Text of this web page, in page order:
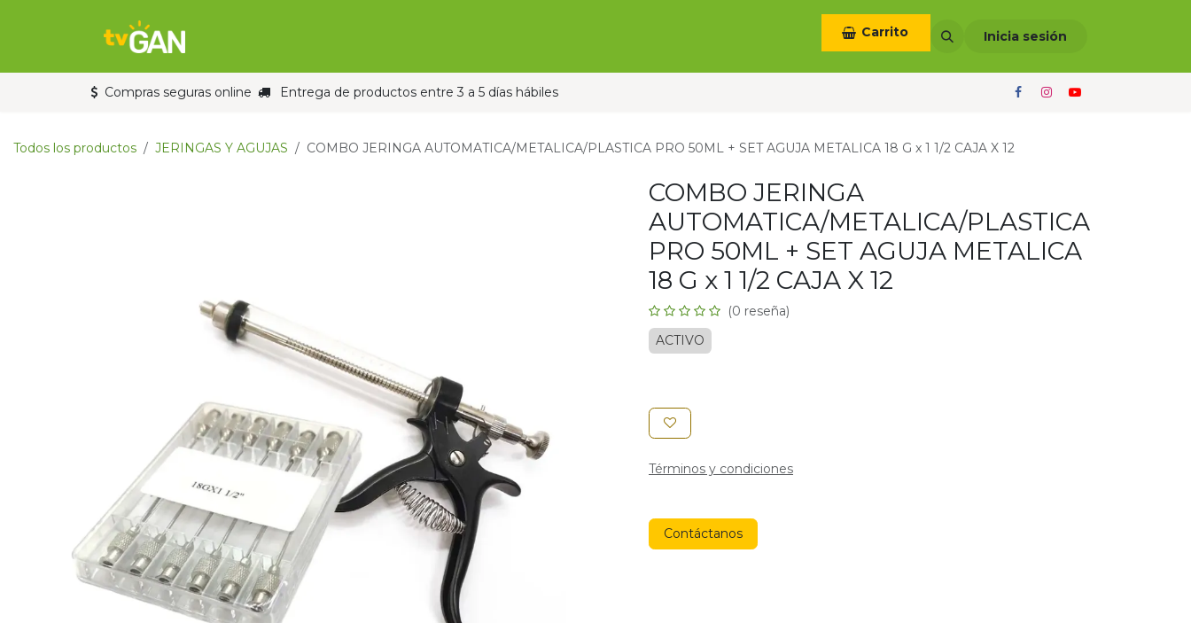
Términos y condiciones
Carrito Inicia sesión
Compras seguras online Entrega de productos entre 3 a 5 días hábiles
Todos los productos JERINGAS Y AGUJAS COMBO JERINGA AUTOMATICA/METALICA/PLASTICA PRO 50ML + SET AGUJA METALICA 18 G x 1 1/2 CAJA X 12
COMBO JERINGA
AUTOMATICA/METALICA/PLASTICA
PRO 50ML + SET AGUJA METALICA
18 G x 1 1/2 CAJA X 12
(0 reseña)
ACTIVO
Términos y condiciones
Contáctanos